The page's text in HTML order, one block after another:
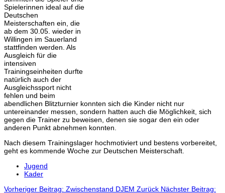
Spielerinnen ideal auf die
Deutschen
Meisterschaften ein, die
ab dem 30.05. wieder in
Willingen im Sauerland
stattfinden werden. Als
Ausgleich für die
intensiven
Trainingseinheiten durfte
natürlich auch der
Ausgleichssport nicht
fehlen und beim
abendlichen Blitzturnier konnten sich die Kinder nicht nur
untereinander messen, sondern hatten auch die Möglichkeit, sich
gegen die Trainer zu beweisen, denen sie sogar den ein oder
anderen Punkt abnehmen konnten.
Nach diesem Trainingslager hochmotiviert und bestens vorbereitet,
geht es kommende Woche zur Deutschen Meisterschaft.
Jugend
Kader
Vorheriger Beitrag: Zwischenstand DJEM Zurück Nächster Beitrag: